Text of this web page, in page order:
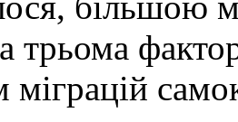
​​трьома
міграцій